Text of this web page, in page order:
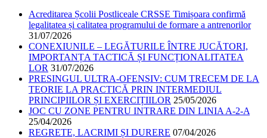
Acreditarea Școlii Postliceale CRSSE Timișoara confirmă
legalitatea și calitatea programului de formare a antrenorilor
31/07/2026
CONEXIUNILE – LEGĂTURILE ÎNTRE JUCĂTORI,
IMPORTANȚA TACTICĂ ȘI FUNCȚIONALITATEA
LOR 31/07/2026
PRESINGUL ULTRA-OFENSIV: CUM TRECEM DE LA
TEORIE LA PRACTICĂ PRIN INTERMEDIUL
PRINCIPIILOR ȘI EXERCIȚIILOR 25/05/2026
JOC CU ZONE PENTRU INTRARE DIN LINIA A-2-A
25/04/2026
REGRETE, LACRIMI ȘI DURERE 07/04/2026